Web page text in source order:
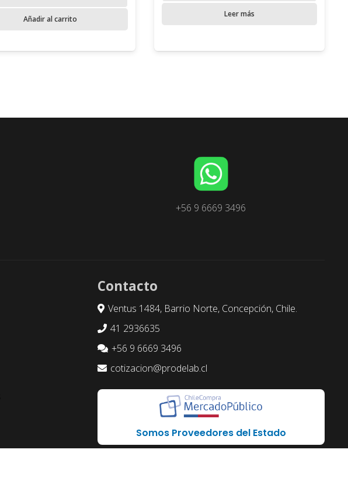
Añadir al carrito
Leer más
+56 9 6669 3496
Contacto
Ventus 1484, Barrio Norte, Concepción, Chile.
41 2936635
+56 9 6669 3496
cotizacion@prodelab.cl
Somos Proveedores del Estado